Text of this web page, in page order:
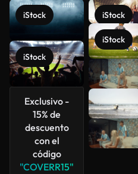
iStock
iStock
Exclusivo -
15% de
descuento
con el
código
"COVERR15"
iStock
iStock